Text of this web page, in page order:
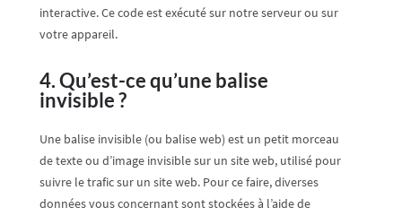
interactive. Ce code est exécuté sur notre serveur ou sur
votre appareil.
4. Qu’est-ce qu’une balise
invisible ?
Une balise invisible (ou balise web) est un petit morceau
de texte ou d’image invisible sur un site web, utilisé pour
suivre le trafic sur un site web. Pour ce faire, diverses
données vous concernant sont stockées à l’aide de